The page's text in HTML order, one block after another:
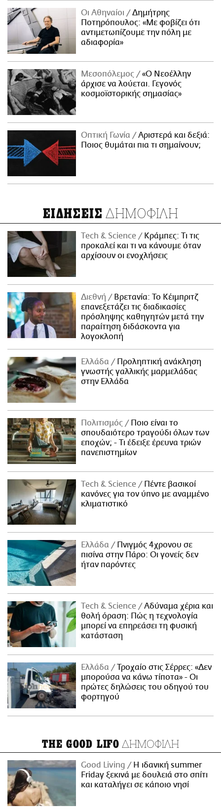
Οι Αθηναίοι
Δημήτρης
Ποτηρόπουλος: «Με φοβίζει ότι
αντιμετωπίζουμε την πόλη με
αδιαφορία»
Μεσοπόλεμος
«Ο Νεοέλλην
άρχισε να λούεται. Γεγονός
κοσμοϊστορικής σημασίας»
Οπτική Γωνία
Αριστερά και δεξιά:
Ποιος θυμάται πια τι σημαίνουν;
ΕΙΔΗΣΕΙΣ ΔΗΜΟΦΙΛΗ
Τech & Science
Κράμπες: Τι τις
προκαλεί και τι να κάνουμε όταν
αρχίσουν οι ενοχλήσεις
Διεθνή
Βρετανία: Το Κέιμπριτζ
επανεξετάζει τις διαδικασίες
πρόσληψης καθηγητών μετά την
παραίτηση διδάσκοντα για
λογοκλοπή
Ελλάδα
Προληπτική ανάκληση
γνωστής γαλλικής μαρμελάδας
στην Ελλάδα
Πολιτισμός
Ποιο είναι το
σπουδαιότερο τραγούδι όλων των
εποχών; - Τι έδειξε έρευνα τριών
πανεπιστημίων
Τech & Science
Πέντε βασικοί
κανόνες για τον ύπνο με αναμμένο
κλιματιστικό
Ελλάδα
Πνιγμός 4χρονου σε
πισίνα στην Πάρο: Οι γονείς δεν
ήταν παρόντες
Τech & Science
Αδύναμα χέρια και
θολή όραση: Πώς η τεχνολογία
μπορεί να επηρεάσει τη φυσική
κατάσταση
Ελλάδα
Τροχαίο στις Σέρρες: «Δεν
μπορούσα να κάνω τίποτα» - Οι
πρώτες δηλώσεις του οδηγού του
φορτηγού
THE GOOD LIFO ΔΗΜΟΦΙΛΗ
Good Living
Η ιδανική summer
Friday ξεκινά με δουλειά στο σπίτι
και καταλήγει σε κάποιο νησί